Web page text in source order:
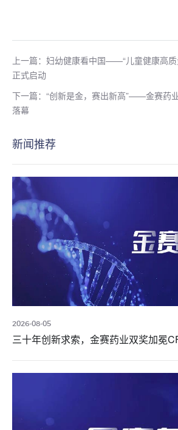
上一篇：妇幼健康看中国——“儿童健康高
正式启动
下一篇：“创新是金，赛出新高”——金赛药
落幕
新闻推荐
2026-08-05
三十年创新求索，金赛药业双奖加冕